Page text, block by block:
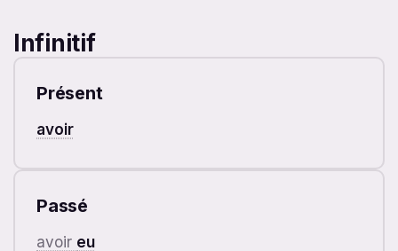
Infinitif
Présent
avoir
Passé
avoir eu